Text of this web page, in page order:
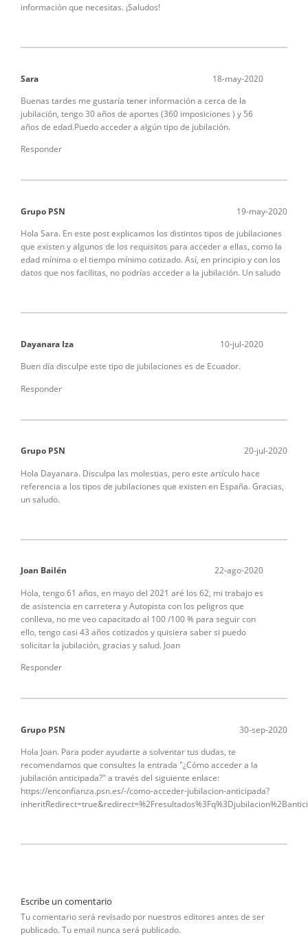
información que necesitas. ¡Saludos!
Sara 18-may-2020
Buenas tardes me gustaría tener información a cerca de la
jubilación, tengo 30 años de aportes (360 imposiciones ) y 56
años de edad.Puedo acceder a algún tipo de jubilación.
Responder
Grupo PSN 19-may-2020
Hola Sara. En este post explicamos los distintos tipos de jubilaciones
que existen y algunos de los requisitos para acceder a ellas, como la
edad mínima o el tiempo mínimo cotizado. Así, en principio y con los
datos que nos facilitas, no podrías acceder a la jubilación. Un saludo
Dayanara Iza 10-jul-2020
Buen día disculpe este tipo de jubilaciones es de Ecuador.
Responder
Grupo PSN 20-jul-2020
Hola Dayanara. Disculpa las molestias, pero este artículo hace
referencia a los tipos de jubilaciones que existen en España. Gracias,
un saludo.
Joan Bailén 22-ago-2020
Hola, tengo 61 años, en mayo del 2021 aré los 62, mi trabajo es
de asistencia en carretera y Autopista con los peligros que
conlleva, no me veo capacitado al 100 /100 % para seguir con
ello, tengo casi 43 años cotizados y quisiera saber si puedo
solicitar la jubilación, gracias y salud. Joan
Responder
Grupo PSN 30-sep-2020
Hola Joan. Para poder ayudarte a solventar tus dudas, te
recomendamos que consultes la entrada "¿Cómo acceder a la
jubilación anticipada?" a través del siguiente enlace:
https://enconfianza.psn.es/-/como-acceder-jubilacion-anticipada?
Escribe un comentario
Tu comentario será revisado por nuestros editores antes de ser
publicado. Tu email nunca será publicado.